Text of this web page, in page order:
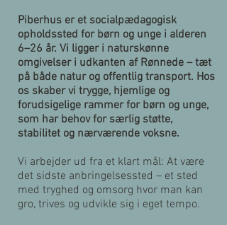
Piberhus er et socialpædagogisk
opholdssted for børn og unge i alderen
6–26 år. Vi ligger i naturskønne
omgivelser i udkanten af Rønnede – tæt
på både natur og offentlig transport. Hos
os skaber vi trygge, hjemlige og
forudsigelige rammer for børn og unge,
som har behov for særlig støtte,
stabilitet og nærværende voksne.
Vi arbejder ud fra et klart mål: At være
det sidste anbringelsessted – et sted
med tryghed og omsorg hvor man kan
gro, trives og udvikle sig i eget tempo.